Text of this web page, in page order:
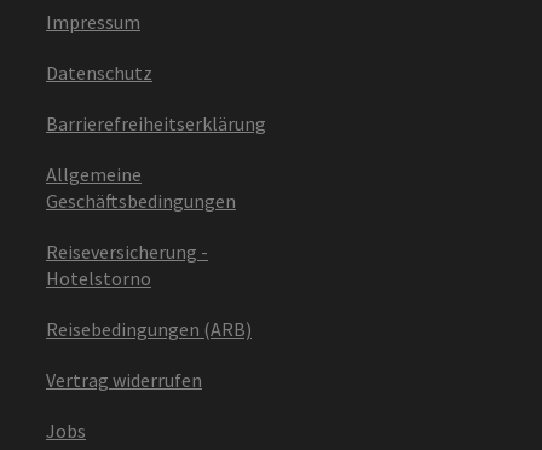
Impressum
Datenschutz
Barrierefreiheitserklärung
Allgemeine
Geschäftsbedingungen
Reiseversicherung -
Hotelstorno
Reisebedingungen (ARB)
Vertrag widerrufen
Jobs